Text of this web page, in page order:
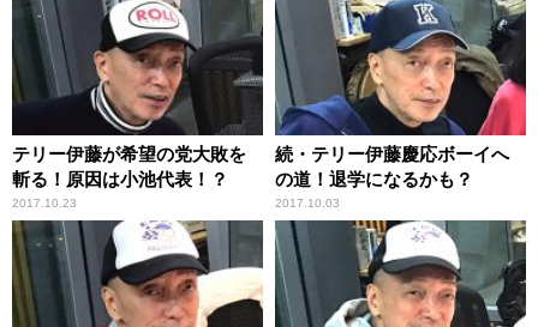
テリー伊藤が希望の党大敗を
斬る！原因は小池代表！？
2017.10.23
続・テリー伊藤慶応ボーイへ
の道！退学になるかも？
2017.10.03